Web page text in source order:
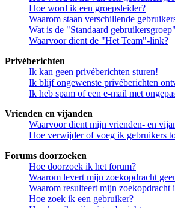
Hoe word ik een groepsleider?
Waarom staan verschillende
Wat is de "Standaard
Waarvoor dient de "Het Team"-link?
Privéberichten
Ik kan geen privéberichten sturen!
Ik blijf ongewenste privéberichten
Ik heb spam of een e-mail met
Vrienden en vijanden
Waarvoor dient mijn vrienden- en
Hoe verwijder of voeg ik gebruikers
Forums doorzoeken
Hoe doorzoek ik het forum?
Waarom levert mijn zoekopdracht
Waarom resulteert mijn zoekopdracht
Hoe zoek ik een gebruiker?